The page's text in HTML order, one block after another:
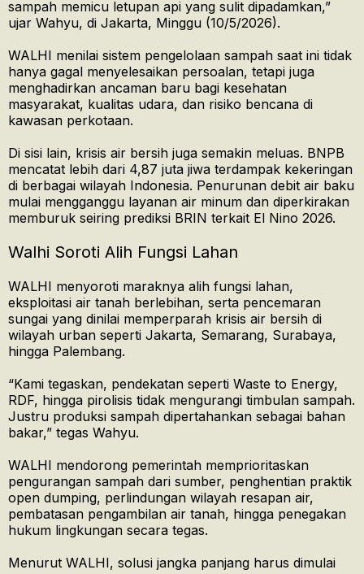
sampah memicu letupan api yang sulit dipadamkan,”
ujar Wahyu, di Jakarta, Minggu (10/5/2026).
WALHI menilai sistem pengelolaan sampah saat ini tidak
hanya gagal menyelesaikan persoalan, tetapi juga
menghadirkan ancaman baru bagi kesehatan
masyarakat, kualitas udara, dan risiko bencana di
kawasan perkotaan.
Di sisi lain, krisis air bersih juga semakin meluas. BNPB
mencatat lebih dari 4,87 juta jiwa terdampak kekeringan
di berbagai wilayah Indonesia. Penurunan debit air baku
mulai mengganggu layanan air minum dan diperkirakan
memburuk seiring prediksi BRIN terkait El Nino 2026.
Walhi Soroti Alih Fungsi Lahan
WALHI menyoroti maraknya alih fungsi lahan,
eksploitasi air tanah berlebihan, serta pencemaran
sungai yang dinilai memperparah krisis air bersih di
wilayah urban seperti Jakarta, Semarang, Surabaya,
hingga Palembang.
“Kami tegaskan, pendekatan seperti Waste to Energy,
RDF, hingga pirolisis tidak mengurangi timbulan sampah.
Justru produksi sampah dipertahankan sebagai bahan
bakar,” tegas Wahyu.
WALHI mendorong pemerintah memprioritaskan
pengurangan sampah dari sumber, penghentian praktik
open dumping, perlindungan wilayah resapan air,
pembatasan pengambilan air tanah, hingga penegakan
hukum lingkungan secara tegas.
Menurut WALHI, solusi jangka panjang harus dimulai